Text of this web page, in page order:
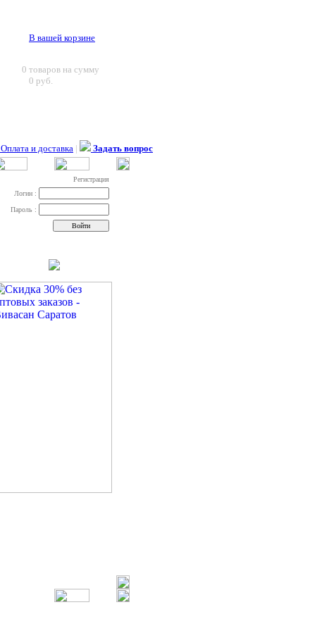
В вашей корзине
0 товаров на сумму
0 руб.
Оплата и доставка | Задать вопрос
Регистрация
Логин :
Пароль :